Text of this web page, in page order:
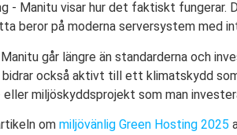
- Manitu visar hur det faktiskt
beror på moderna serversystem
går längre än standarderna och
bidrar också aktivt till ett klimatskydd
miljöskyddsprojekt som man
om miljövänlig Green Hosting 2025